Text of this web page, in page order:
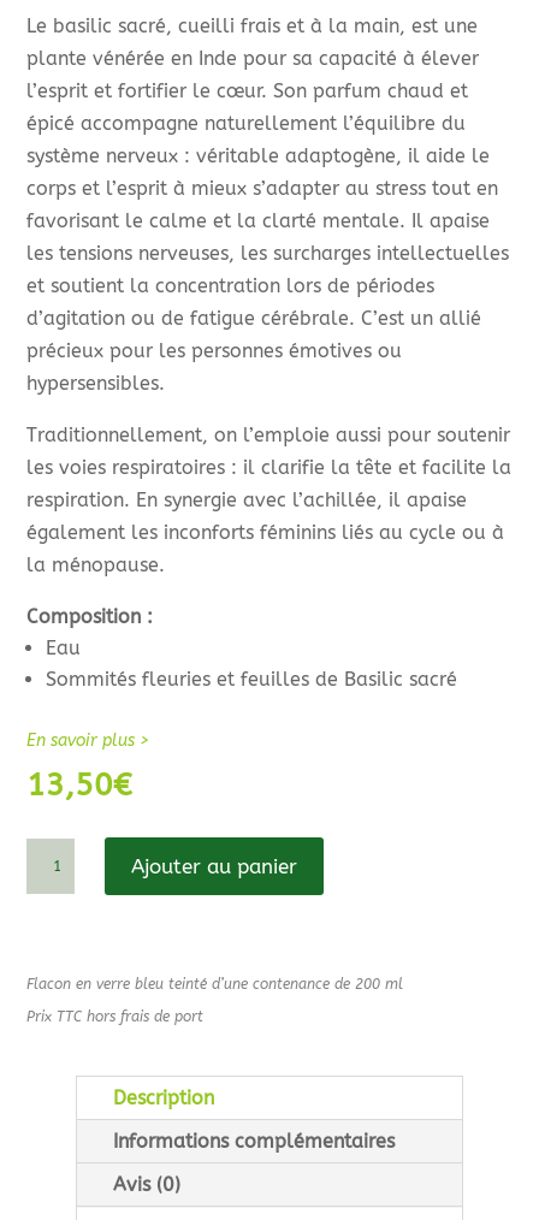
Le basilic sacré, cueilli frais et à la main, est une
plante vénérée en Inde pour sa capacité à élever
l’esprit et fortifier le cœur. Son parfum chaud et
épicé accompagne naturellement l’équilibre du
système nerveux : véritable adaptogène, il aide le
corps et l’esprit à mieux s’adapter au stress tout en
favorisant le calme et la clarté mentale. Il apaise
les tensions nerveuses, les surcharges intellectuelles
et soutient la concentration lors de périodes
d’agitation ou de fatigue cérébrale. C’est un allié
précieux pour les personnes émotives ou
hypersensibles.
Traditionnellement, on l’emploie aussi pour soutenir
les voies respiratoires : il clarifie la tête et facilite la
respiration. En synergie avec l’achillée, il apaise
également les inconforts féminins liés au cycle ou à
la ménopause.
Composition :
Eau
Sommités fleuries et feuilles de Basilic sacré
En savoir plus >
13,50€
Basilic
sacré
Ajouter au panier
Flacon en verre bleu teinté d’une contenance de 200 ml
Prix TTC hors frais de port
Description
Informations complémentaires
Avis (0)